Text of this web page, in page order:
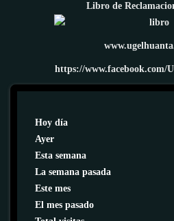
Libro de
https://www.facebook.com/
Hoy día
Ayer
Esta semana
La semana pasada
Este mes
El mes pasado